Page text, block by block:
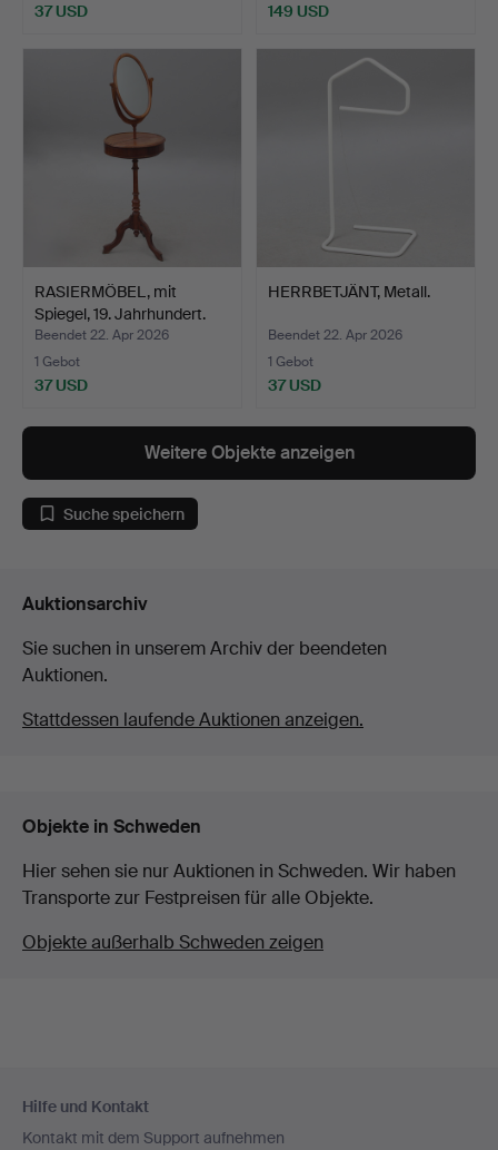
37 USD 149 USD
RASIERMÖBEL, mit
Spiegel, 19. Jahrhundert.
Beendet 22. Apr 2026
1 Gebot
37 USD
HERRBETJÄNT, Metall.
Beendet 22. Apr 2026
1 Gebot
37 USD
Weitere Objekte anzeigen
Suche speichern
Auktionsarchiv
Sie suchen in unserem Archiv der beendeten
Auktionen.
Stattdessen laufende Auktionen anzeigen.
Objekte in Schweden
Hier sehen sie nur Auktionen in Schweden. Wir haben
Transporte zur Festpreisen für alle Objekte.
Objekte außerhalb Schweden zeigen
Navigation
Hilfe und Kontakt
Kontakt mit dem Support aufnehmen